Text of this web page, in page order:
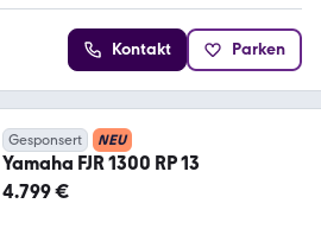
Kontakt Parken
Gesponsert NEU
Yamaha FJR 1300 RP 13
4.799 €